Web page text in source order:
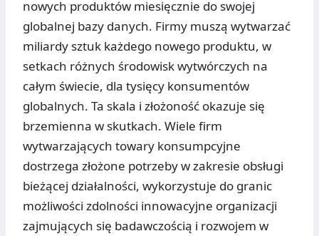
nowych produktów miesięcznie do swojej
globalnej bazy danych. Firmy muszą wytwarzać
miliardy sztuk każdego nowego produktu, w
setkach różnych środowisk wytwórczych na
całym świecie, dla tysięcy konsumentów
globalnych. Ta skala i złożoność okazuje się
brzemienna w skutkach. Wiele firm
wytwarzających towary konsumpcyjne
dostrzega złożone potrzeby w zakresie obsługi
bieżącej działalności, wykorzystuje do granic
możliwości zdolności innowacyjne organizacji
zajmujących się badawczością i rozwojem w